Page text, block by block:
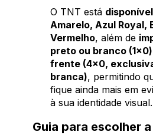
O TNT está
Amarelo, Azul Royal,
Vermelho, além de
preto ou branco
frente (4x0,
branca), permitindo
fique ainda mais em
à sua identidade visual.
Guia para escolher